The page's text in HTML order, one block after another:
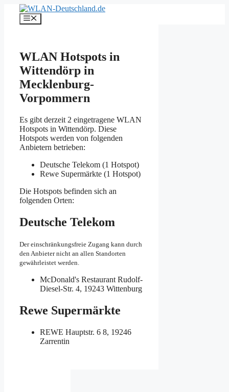
Inhalt
springen
Menü
WLAN Hotspots in
Wittendörp in
Mecklenburg-
Vorpommern
Es gibt derzeit 2 eingetragene WLAN
Hotspots in Wittendörp. Diese
Hotspots werden von folgenden
Anbietern betrieben:
Deutsche Telekom (1 Hotspot)
Rewe Supermärkte (1 Hotspot)
Die Hotspots befinden sich an
folgenden Orten:
Deutsche Telekom
Der einschränkungsfreie Zugang kann durch
den Anbieter nicht an allen Standorten
gewährleistet werden.
McDonald's Restaurant Rudolf-
Diesel-Str. 4, 19243 Wittenburg
Rewe Supermärkte
REWE Hauptstr. 6 8, 19246
Zarrentin